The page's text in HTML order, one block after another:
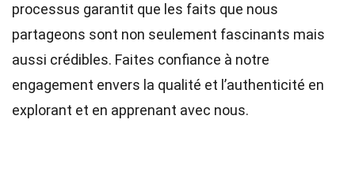
processus garantit que les faits que nous
partageons sont non seulement fascinants mais
aussi crédibles. Faites confiance à notre
engagement envers la qualité et l’authenticité en
explorant et en apprenant avec nous.